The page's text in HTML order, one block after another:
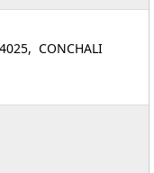
CONCHALI